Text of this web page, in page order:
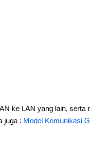
ke LAN yang lain, serta
juga : Model Komunikasi